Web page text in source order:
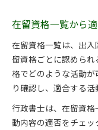
在留資格一覧から
在留資格一覧は、出
留資格ごとに認めら
格でどのような活動
り確認し、適合する活
行政書士は、在留資
動内容の適否をチェ